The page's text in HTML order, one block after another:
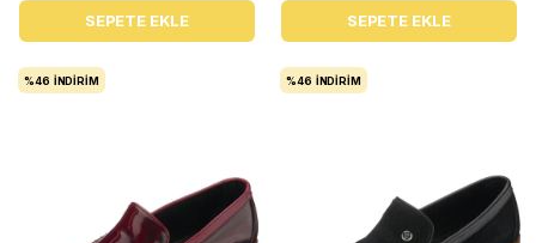
SEPETE EKLE SEPETE EKLE
%46 İNDIRIM %46 İNDIRIM